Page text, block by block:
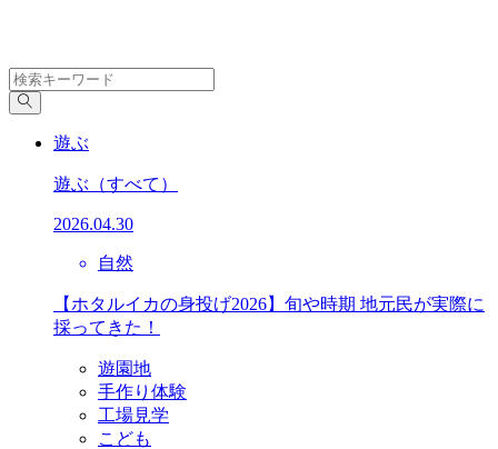
遊ぶ
遊ぶ （すべて）
2026.04.30
自然
【ホタルイカの身投げ2026】旬や時期 地元民が実際に
採ってきた！
遊園地
手作り体験
工場見学
こども